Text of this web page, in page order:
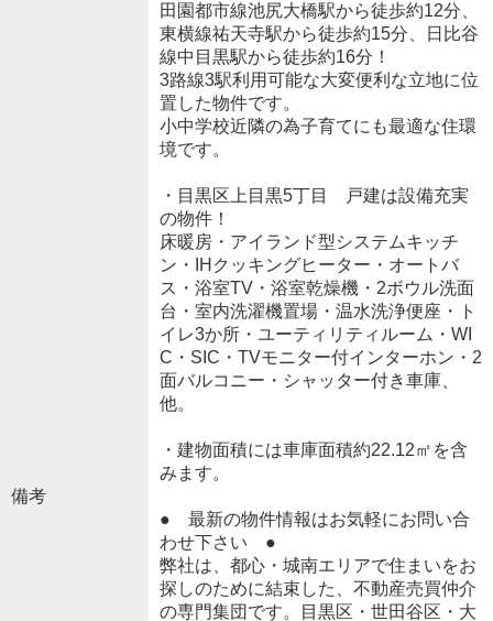
備考
田園都市線池尻大橋駅から徒歩約12分、
東横線祐天寺駅から徒歩約15分、日比谷
線中目黒駅から徒歩約16分！
3路線3駅利用可能な大変便利な立地に位
置した物件です。
小中学校近隣の為子育てにも最適な住環
境です。
・目黒区上目黒5丁目 戸建は設備充実
の物件！
床暖房・アイランド型システムキッチ
ン・IHクッキングヒーター・オートバ
ス・浴室TV・浴室乾燥機・2ボウル洗面
台・室内洗濯機置場・温水洗浄便座・ト
イレ3か所・ユーティリティルーム・WI
C・SIC・TVモニター付インターホン・2
面バルコニー・シャッター付き車庫、
他。
・建物面積には車庫面積約22.12㎡を含
みます。
● 最新の物件情報はお気軽にお問い合
わせ下さい ●
弊社は、都心・城南エリアで住まいをお
探しのために結束した、不動産売買仲介
の専門集団です。目黒区・世田谷区・大